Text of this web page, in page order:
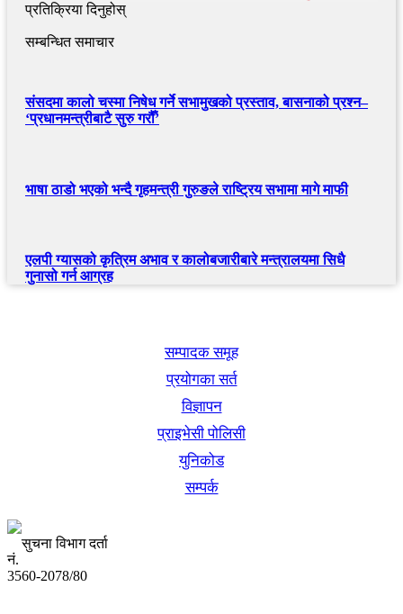
प्रतिक्रिया दिनुहोस्
सम्बन्धित समाचार
संसदमा कालो चस्मा निषेध गर्ने सभामुखको प्रस्ताव, बासनाको प्रश्न–
‘प्रधानमन्त्रीबाटै सुरु गरौँ’
भाषा ठाडो भएको भन्दै गृहमन्त्री गुरुङले राष्ट्रिय सभामा मागे माफी
एलपी ग्यासको कृत्रिम अभाव र कालोबजारीबारे मन्त्रालयमा सिधै
गुनासो गर्न आग्रह
सम्पादक समूह
प्रयोगका सर्त
विज्ञापन
प्राइभेसी पोलिसी
युनिकोड
सम्पर्क
सुचना विभाग दर्ता
नं.
3560-2078/80